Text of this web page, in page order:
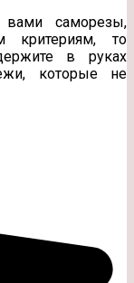
саморезы,
критериям, то
в руках
которые не